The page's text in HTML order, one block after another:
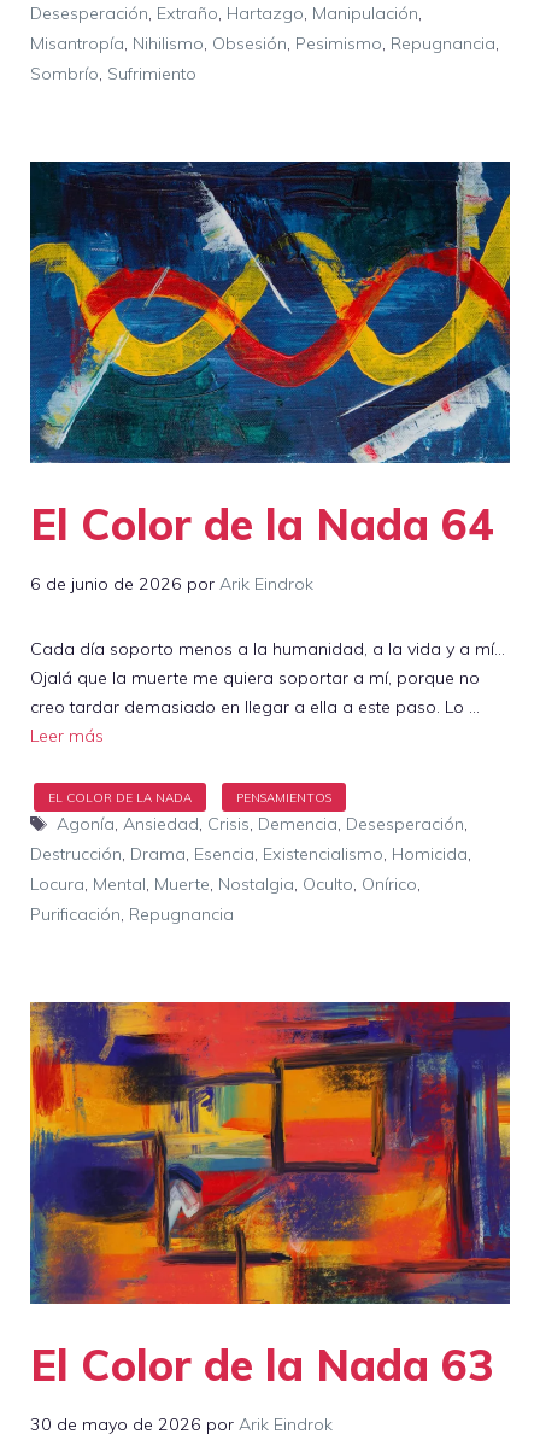
Desesperación, Extraño, Hartazgo, Manipulación,
Misantropía, Nihilismo, Obsesión, Pesimismo, Repugnancia,
Sombrío, Sufrimiento
El Color de la Nada 64
6 de junio de 2026 por Arik Eindrok
Cada día soporto menos a la humanidad, a la vida y a mí…
Ojalá que la muerte me quiera soportar a mí, porque no
creo tardar demasiado en llegar a ella a este paso. Lo …
Leer más
Etiquetas
Agonía, Ansiedad, Crisis, Demencia, Desesperación,
Destrucción, Drama, Esencia, Existencialismo, Homicida,
Locura, Mental, Muerte, Nostalgia, Oculto, Onírico,
Purificación, Repugnancia
El Color de la Nada 63
30 de mayo de 2026 por Arik Eindrok